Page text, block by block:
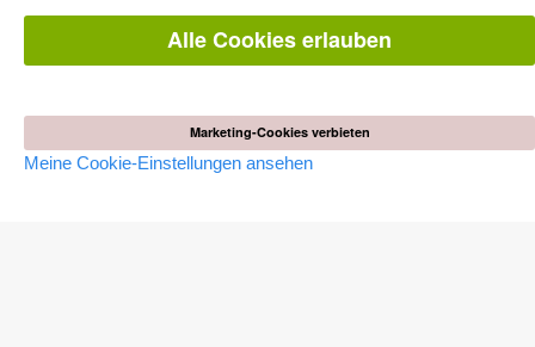
Alle Cookies erlauben
Marketing-Cookies verbieten
Meine Cookie-Einstellungen ansehen
Dissertation publizieren